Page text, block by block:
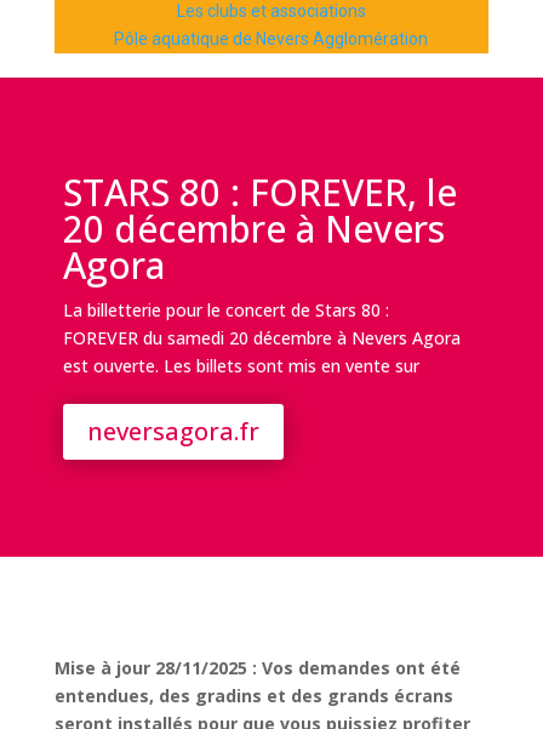
Les clubs et associations
Pôle aquatique de Nevers Agglomération
STARS 80 : FOREVER, le
20 décembre à Nevers
Agora
La billetterie pour le concert de Stars 80 :
FOREVER du samedi 20 décembre à Nevers Agora
est ouverte. Les billets sont mis en vente sur
neversagora.fr
Mise à jour 28/11/2025 : Vos demandes ont été
entendues, des gradins et des grands écrans
seront installés pour que vous puissiez profiter